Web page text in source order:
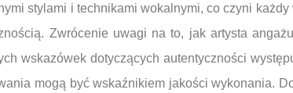
stylami i technikami wokalnymi, co czyni
Zwrócenie uwagi na to, jak artysta
wskazówek dotyczących autentyczności
mogą być wskaźnikiem jakości wykonania.